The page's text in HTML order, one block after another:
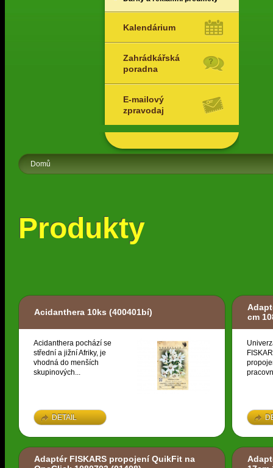
Kalendárium
Zahrádkářská
poradna
E-mailový
zpravodaj
Domů
Produkty
Acidanthera 10ks (400401bí)
Acidanthera pochází se
střední a jižní Afriky, je
vhodná do menších
skupinových...
DETAIL
cm
Adaptér FISKARS propojení QuikFit na